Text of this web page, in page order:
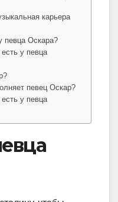
карьера
певца Оскара?
у певца
певец Оскар?
у певца